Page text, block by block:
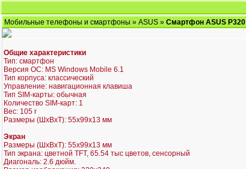
Мобильные телефоны и смартфоны » ASUS » Смартфон ASUS P320
Общие характеристики
Тип: смартфон
Версия ОС: MS Windows Mobile 6.1
Тип корпуса: классический
Управление: навигационная клавиша
Тип SIM-карты: обычная
Количество SIM-карт: 1
Вес: 105 г
Размеры (ШxВxТ): 55x99x13 мм
Экран
Размеры (ШxВxТ): 55x99x13 мм
Тип экрана: цветной TFT, 65.54 тыс цветов, сенсорный
Диагональ: 2.6 дюйм.